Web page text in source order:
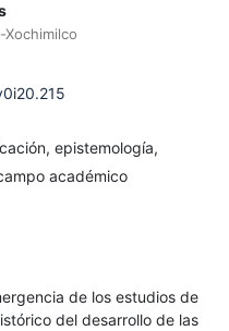
epistemología,
académico
de los estudios de
del desarrollo de las